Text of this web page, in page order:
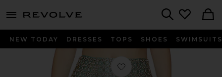
menu - shows more content
NEW TODAY DRESSES TOPS SHOES SWIMSUITS
Favorito FALDA SKIRT